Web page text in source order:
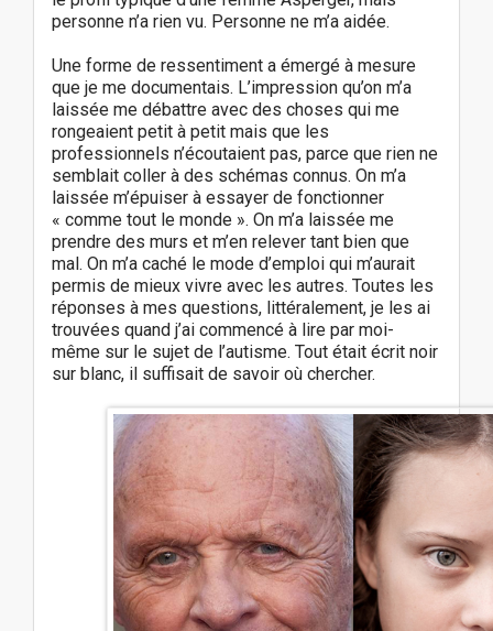
personne n’a rien vu. Personne ne m’a aidée.
Une forme de ressentiment a émergé à mesure
que je me documentais. L’impression qu’on m’a
laissée me débattre avec des choses qui me
rongeaient petit à petit mais que les
professionnels n’écoutaient pas, parce que rien ne
semblait coller à des schémas connus. On m’a
laissée m’épuiser à essayer de fonctionner
« comme tout le monde ». On m’a laissée me
prendre des murs et m’en relever tant bien que
mal. On m’a caché le mode d’emploi qui m’aurait
permis de mieux vivre avec les autres. Toutes les
réponses à mes questions, littéralement, je les ai
trouvées quand j’ai commencé à lire par moi-
même sur le sujet de l’autisme. Tout était écrit noir
sur blanc, il suffisait de savoir où chercher.